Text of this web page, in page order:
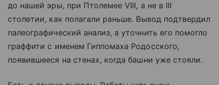
до нашей эры, при Птолемее VIII, а не в III
столетии, как полагали раньше. Вывод подтвердил
палеографический анализ, а уточнить его помогло
граффити с именем Гиппомаха Родосского,
появившееся на стенах, когда башни уже стояли.